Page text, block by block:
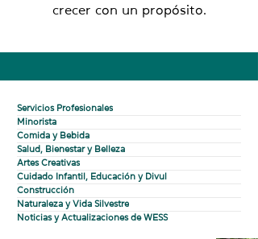
crecer con un propósito.
Servicios Profesionales
Minorista
Comida y Bebida
Salud, Bienestar y Belleza
Artes Creativas
Cuidado Infantil, Educación y Divul
Construcción
Naturaleza y Vida Silvestre
Noticias y Actualizaciones de WESS